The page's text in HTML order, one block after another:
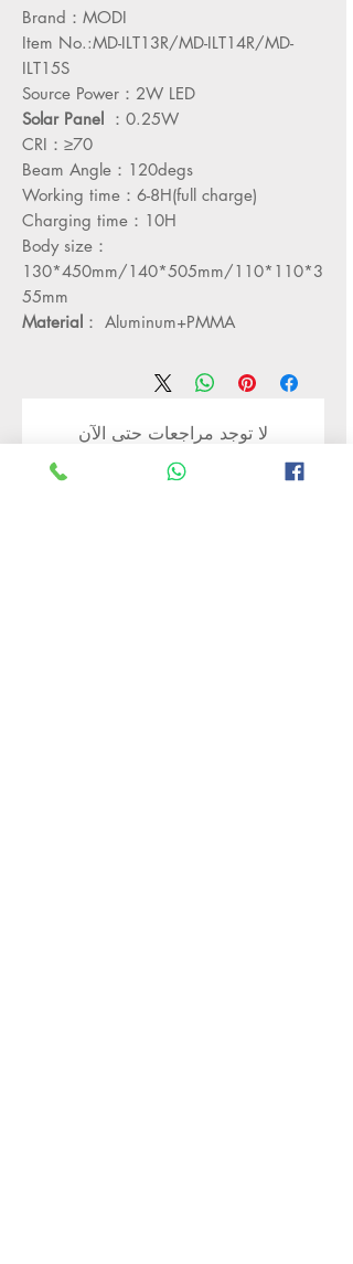
Brand：MODI
Item No.:MD-ILT13R/MD-ILT14R/MD-
ILT15S
Source Power：2W LED
Solar Panel ：0.25W
CRI：≥70
Beam Angle：120degs
Working time：6-8H(full charge)
Charging time：10H
Body size：
130*450mm/140*505mm/110*110*3
55mm
Material ： Aluminum+PMMA
لا توجد مراجعات حتى الآن
شارك أفكارك. كن أول من يترك مراجعة.